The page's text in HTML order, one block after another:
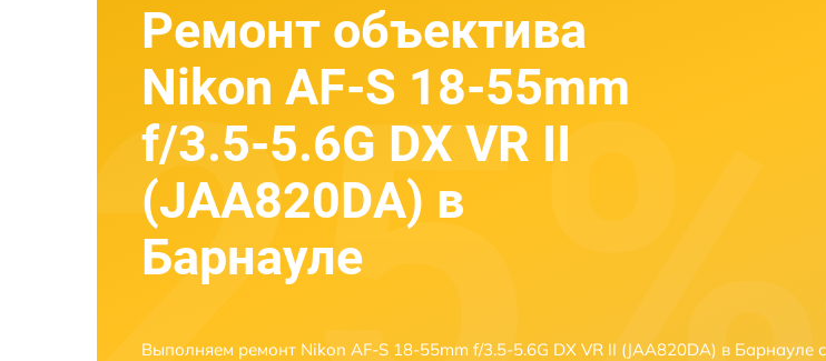
Ремонт объектива
Nikon AF-S 18-55mm
f/3.5-5.6G DX VR II
(JAA820DA) в
Барнауле
Выполняем ремонт Nikon AF-S 18-55mm f/3.5-5.6G DX VR II (JAA820DA) в Барнауле с